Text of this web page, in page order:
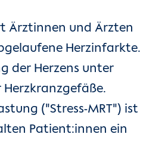
Ärztinnen und Ärzten
Herzinfarkte.
der Herzens unter
("Stress-MRT") ist
Patient:innen ein